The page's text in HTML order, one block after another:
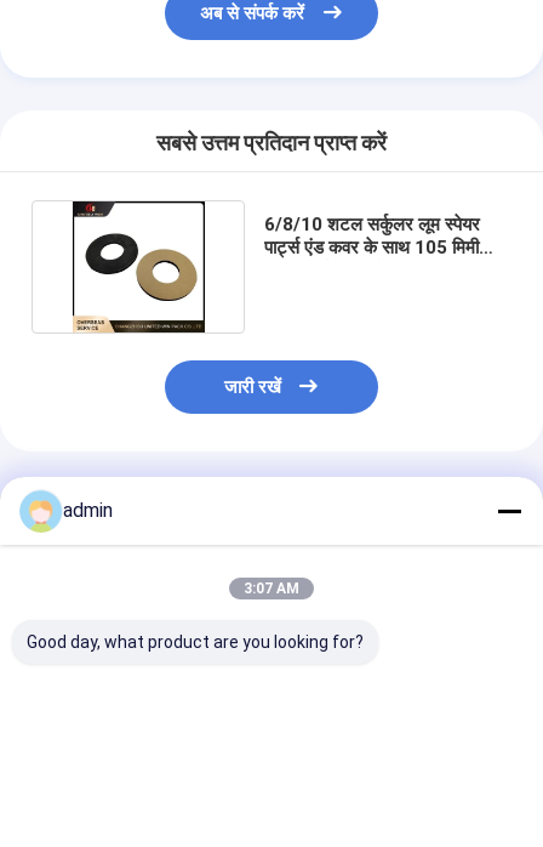
अब से संपर्क करें
सबसे उत्तम प्रतिदान प्राप्त करें
6/8/10 शटल सर्कुलर लूम स्पेयर
पार्ट्स एंड कवर के साथ 105 मिमी
जारी रखें
अनुशंसित उत्पाद
admin
3:07 AM
Good day, what product are you looking for?